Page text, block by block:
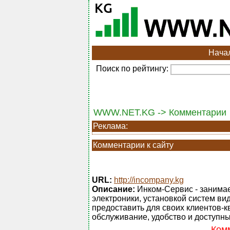
Поиск по рейтингу:
WWW.NET.KG -> Комментарии
Реклама:
Комментарии к сайту
URL: http://incompany.kg
Описание: Инком-Сервис -
электроники, установкой систем
предоставить для своих
обслуживание, удобство и